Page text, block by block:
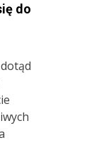
do